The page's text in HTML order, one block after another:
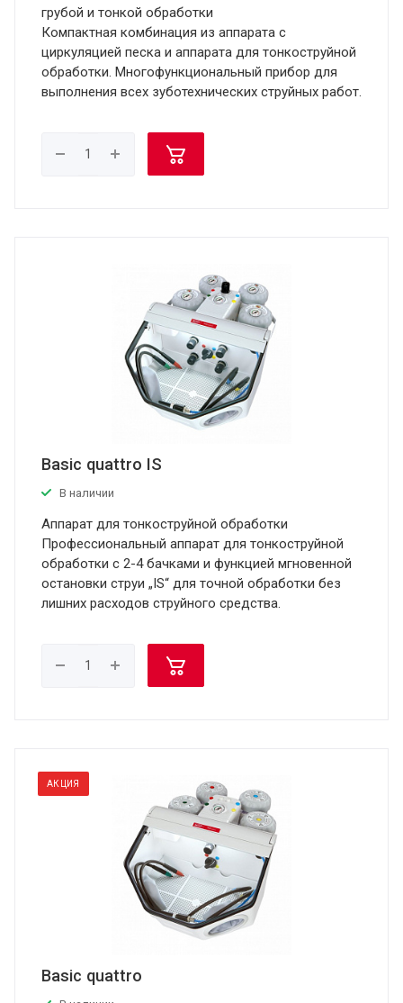
грубой и тонкой обработки
Компактная комбинация из аппарата с
циркуляцией песка и аппарата для тонкоструйной
обработки. Многофункциональный прибор для
выполнения всех зуботехнических струйных работ.
Basic quattro IS
В наличии
Аппарат для тонкоструйной обработки
Профессиональный аппарат для тонкоструйной
обработки с 2-4 бачками и функцией мгновенной
остановки струи „IS“ для точной обработки без
лишних расходов струйного средства.
АКЦИЯ
Basic quattro